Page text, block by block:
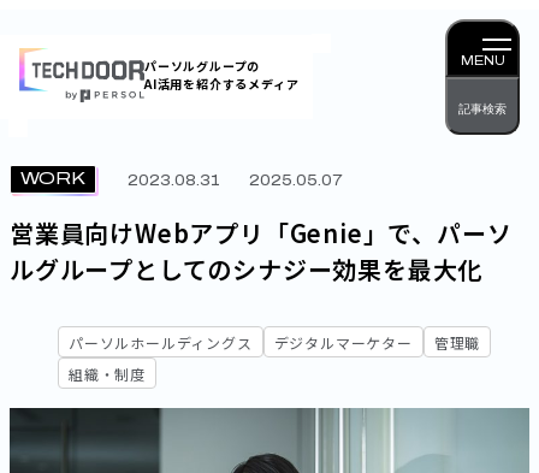
容
を
キッ
プ
パーソルグループの
AI活用を紹介するメディア
MENU
記事検索
WORK 2023.08.31 2025.05.07
営業員向けWebアプリ「Genie」で、パーソ
ルグループとしてのシナジー効果を最大化
パーソルホールディングス デジタルマーケター
管理職
組織・制度